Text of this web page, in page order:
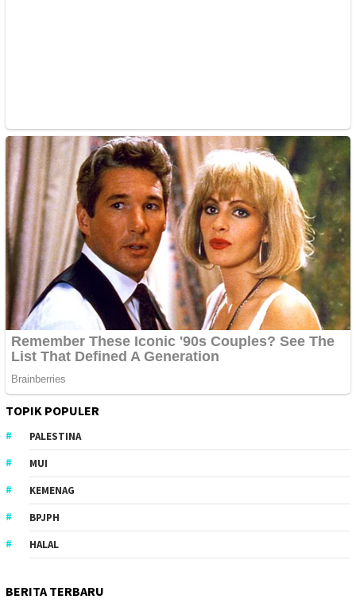
TOPIK POPULER
PALESTINA
MUI
KEMENAG
BPJPH
HALAL
BERITA TERBARU